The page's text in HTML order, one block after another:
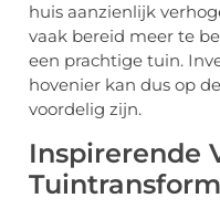
huis aanzienlijk
vaak bereid meer te
een prachtige tuin.
hovenier kan dus op
voordelig zijn.
Inspirerende